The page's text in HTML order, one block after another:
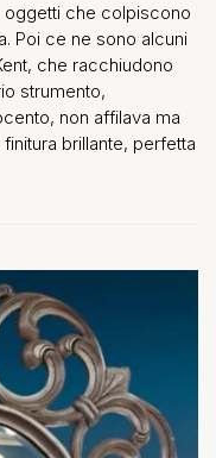
oggetti che colpiscono
Poi ce ne sono alcuni
che racchiudono
strumento,
non affilava ma
brillante, perfetta